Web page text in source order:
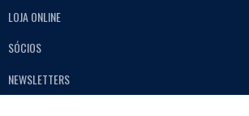
LOJA ONLINE
SÓCIOS
NEWSLETTERS